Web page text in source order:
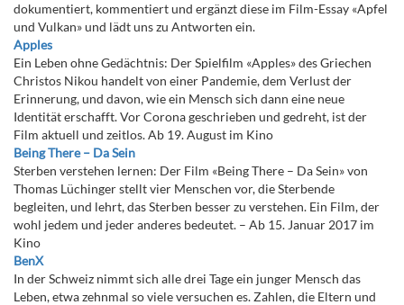
dokumentiert, kommentiert und ergänzt diese im Film-Essay «Apfel
und Vulkan» und lädt uns zu Antworten ein.
Apples
Ein Leben ohne Gedächtnis: Der Spielfilm «Apples» des Griechen
Christos Nikou handelt von einer Pandemie, dem Verlust der
Erinnerung, und davon, wie ein Mensch sich dann eine neue
Identität erschafft. Vor Corona geschrieben und gedreht, ist der
Film aktuell und zeitlos. Ab 19. August im Kino
Being There – Da Sein
Sterben verstehen lernen: Der Film «Being There – Da Sein» von
Thomas Lüchinger stellt vier Menschen vor, die Sterbende
begleiten, und lehrt, das Sterben besser zu verstehen. Ein Film, der
wohl jedem und jeder anderes bedeutet. – Ab 15. Januar 2017 im
Kino
BenX
In der Schweiz nimmt sich alle drei Tage ein junger Mensch das
Leben, etwa zehnmal so viele versuchen es. Zahlen, die Eltern und